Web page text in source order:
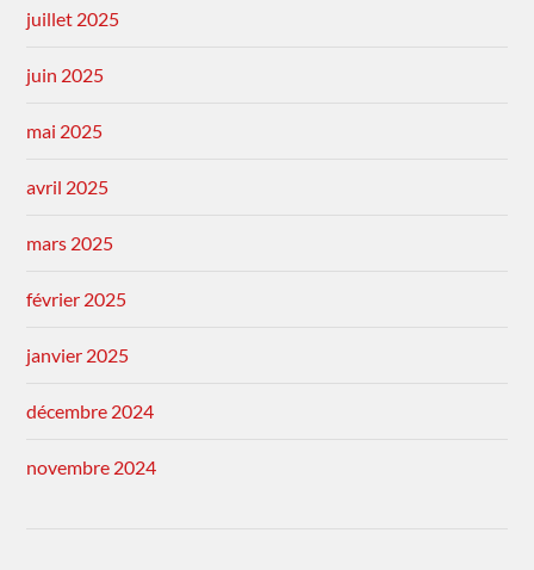
juillet 2025
juin 2025
mai 2025
avril 2025
mars 2025
février 2025
janvier 2025
décembre 2024
novembre 2024